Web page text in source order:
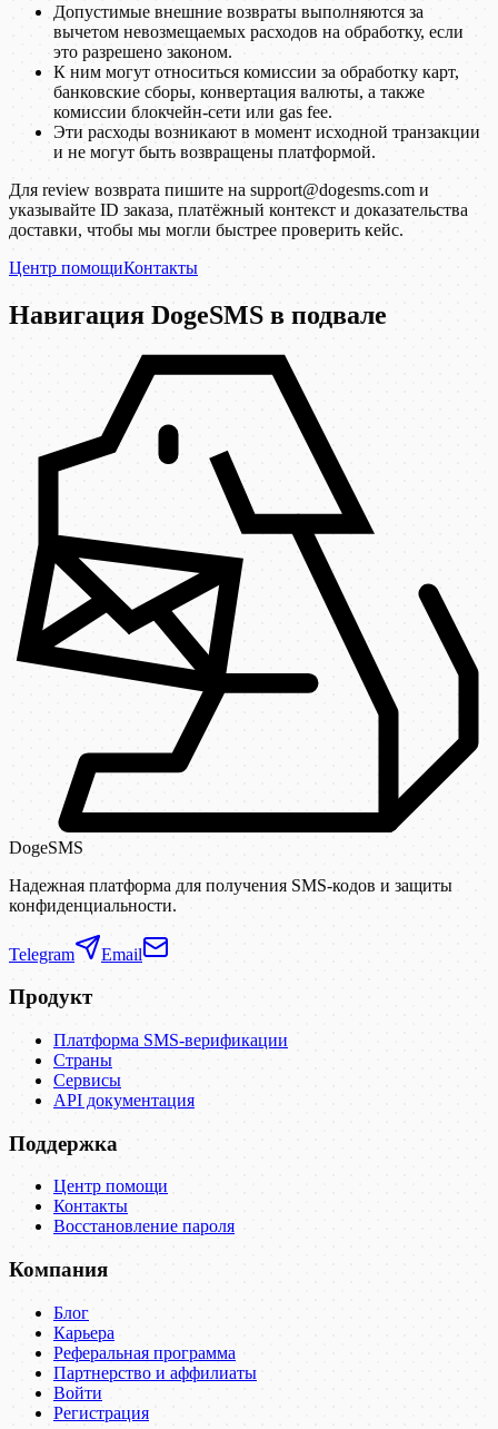
Допустимые внешние возвраты выполняются за
вычетом невозмещаемых расходов на обработку, если
это разрешено законом.
К ним могут относиться комиссии за обработку карт,
банковские сборы, конвертация валюты, а также
комиссии блокчейн-сети или gas fee.
Эти расходы возникают в момент исходной транзакции
и не могут быть возвращены платформой.
Для review возврата пишите на support@dogesms.com и
указывайте ID заказа, платёжный контекст и доказательства
доставки, чтобы мы могли быстрее проверить кейс.
Центр помощиКонтакты
Навигация DogeSMS в подвале
DogeSMS
Надежная платформа для получения SMS-кодов и защиты
конфиденциальности.
Telegram Email
Продукт
Платформа SMS-верификации
Страны
Сервисы
API документация
Поддержка
Центр помощи
Контакты
Восстановление пароля
Компания
Блог
Карьера
Реферальная программа
Партнерство и аффилиаты
Войти
Регистрация